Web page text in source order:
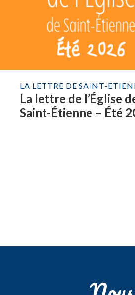
LA LETTRE DE SAINT-
La lettre de l’Église
Saint-Étienne – Été